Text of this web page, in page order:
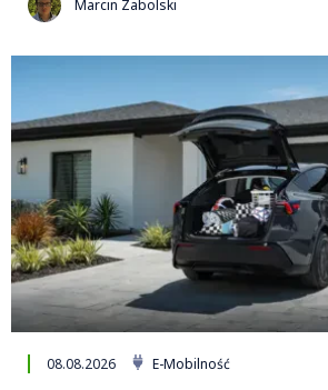
Marcin Zabolski
08.08.2026 E-Mobilność